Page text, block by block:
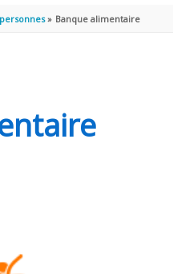
Banque alimentaire